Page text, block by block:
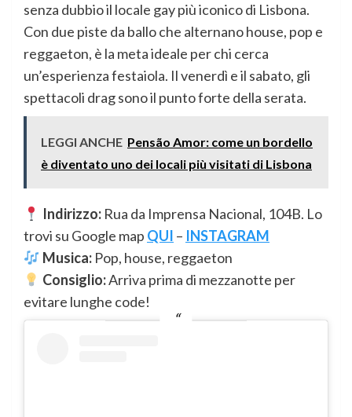
senza dubbio il locale gay più iconico di Lisbona.
Con due piste da ballo che alternano house, pop e
reggaeton, è la meta ideale per chi cerca
un’esperienza festaiola. Il venerdì e il sabato, gli
spettacoli drag sono il punto forte della serata.
LEGGI ANCHE Pensão Amor: come un bordello
è diventato uno dei locali più visitati di Lisbona
Indirizzo:Rua da Imprensa Nacional, 104B. Lo
trovi su Google map QUI – INSTAGRAM
Musica:Pop, house, reggaeton
Consiglio:Arriva prima di mezzanotte per
evitare lunghe code!